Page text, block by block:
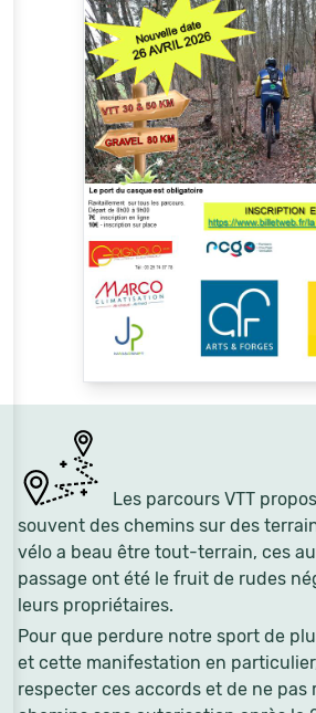
Les parcours VTT
souvent des chemins sur des
vélo a beau être tout-terrain, ces
passage ont été le fruit de rudes
leurs propriétaires.
Pour que perdure notre sport de
et cette manifestation en
respecter ces accords et de ne pas